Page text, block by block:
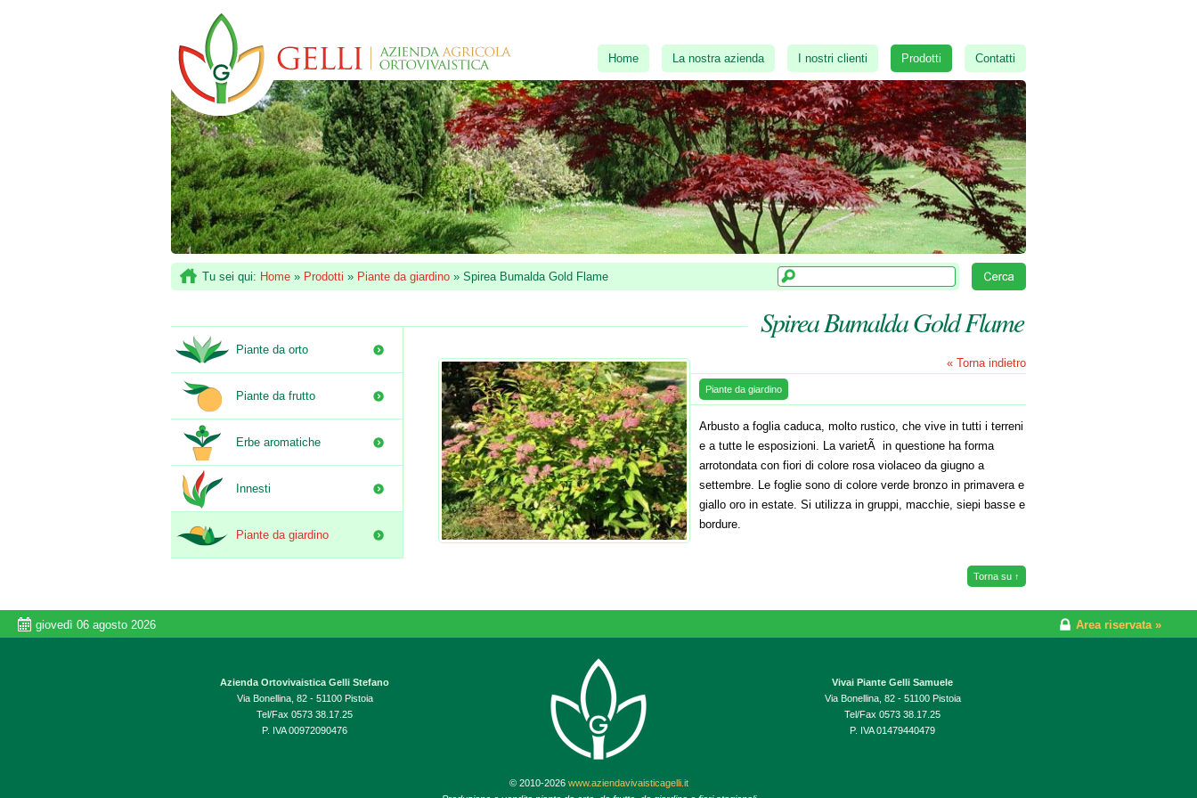
Home La nostra azienda I nostri clienti Prodotti Contatti
Tu sei qui: Home » Prodotti » Piante da giardino » Spirea Bumalda Gold Flame
Spirea Bumalda Gold Flame
« Torna indietro
Piante da giardino
Arbusto a foglia caduca, molto rustico, che vive in tutti i terreni
e a tutte le esposizioni. La varietÃ in questione ha forma
arrotondata con fiori di colore rosa violaceo da giugno a
settembre. Le foglie sono di colore verde bronzo in primavera e
giallo oro in estate. Si utilizza in gruppi, macchie, siepi basse e
bordure.
Piante da orto
Piante da frutto
Erbe aromatiche
Innesti
Piante da giardino
Torna su ↑
giovedì 06 agosto 2026 Area riservata »
Azienda Ortovivaistica Gelli Stefano
Via Bonellina, 82 - 51100 Pistoia
Tel/Fax 0573 38.17.25
P. IVA 00972090476
Vivai Piante Gelli Samuele
Via Bonellina, 82 - 51100 Pistoia
Tel/Fax 0573 38.17.25
P. IVA 01479440479
© 2010-2026 www.aziendavivaisticagelli.it